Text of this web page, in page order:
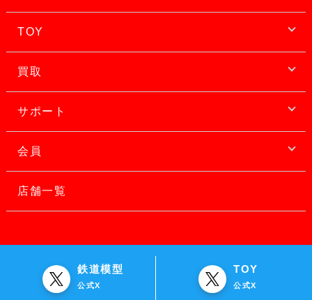
TOY
買取
サポート
会員
店舗一覧
鉄道模型
公式X
TOY
公式X